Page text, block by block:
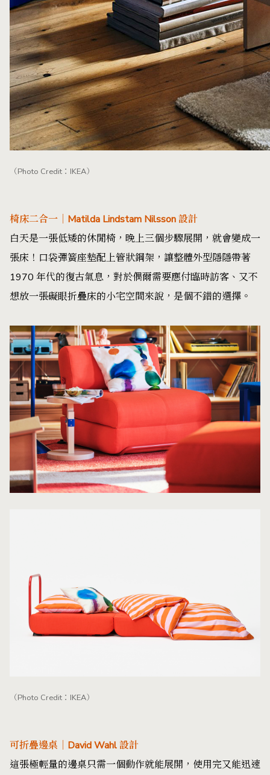
（Photo Credit：IKEA）
椅床二合一｜Matilda Lindstam Nilsson 設計
白天是一張低矮的休閒椅，晚上三個步驟展開，就會變成一
張床！口袋彈簧座墊配上管狀鋼架，讓整體外型隱隱帶著
1970 年代的復古氣息，對於偶爾需要應付臨時訪客、又不
想放一張礙眼折疊床的小宅空間來說，是個不錯的選擇。
（Photo Credit：IKEA）
可折疊邊桌｜David Wahl 設計
這張極輕量的邊桌只需一個動作就能展開，使用完又能迅速